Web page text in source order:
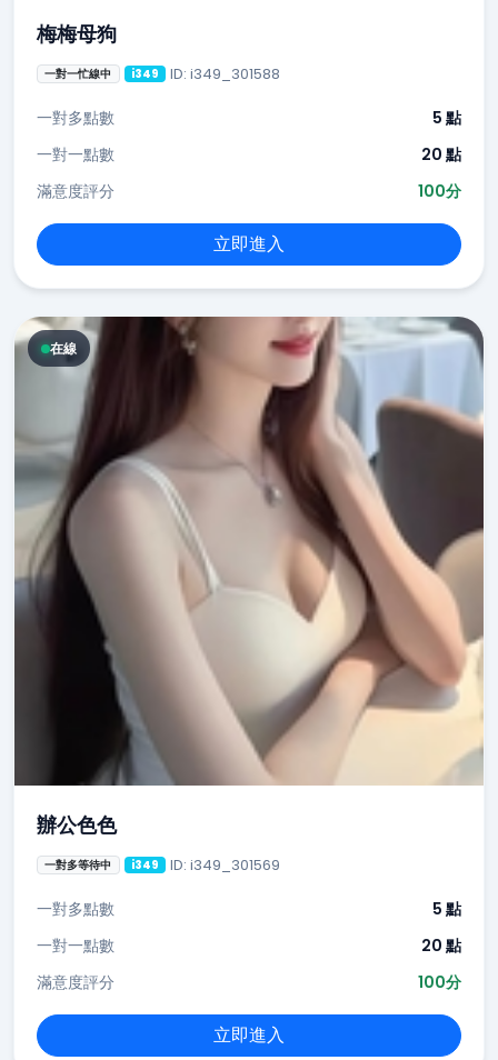
梅梅母狗
一對一忙線中 i349 ID: i349_301588
一對多點數
5 點
一對一點數
20 點
滿意度評分
100分
立即進入
在線
辦公色色
一對多等待中 i349 ID: i349_301569
一對多點數
5 點
一對一點數
20 點
滿意度評分
100分
立即進入